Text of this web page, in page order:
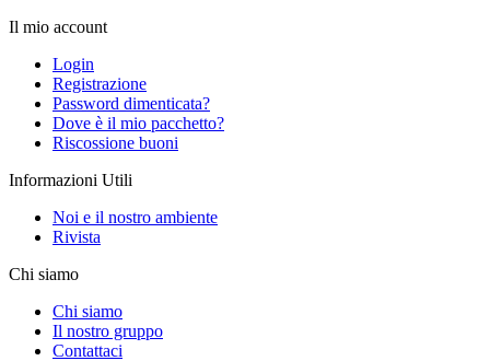
Il mio account
Login
Registrazione
Password dimenticata?
Dove è il mio pacchetto?
Riscossione buoni
Informazioni Utili
Noi e il nostro ambiente
Rivista
Chi siamo
Chi siamo
Il nostro gruppo
Contattaci